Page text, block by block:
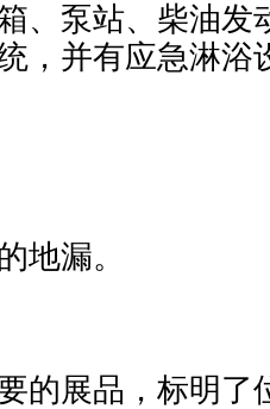
、泵站、柴油发
，并有应急淋浴
地漏。
的展品，标明了